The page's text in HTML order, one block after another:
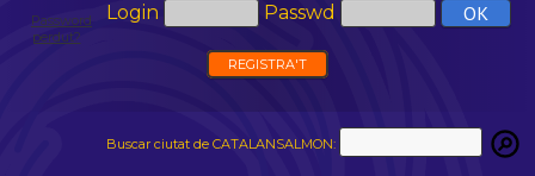
Login Passwd
Password
perdut?
REGISTRA'T
Buscar ciutat de CATALANSALMON: